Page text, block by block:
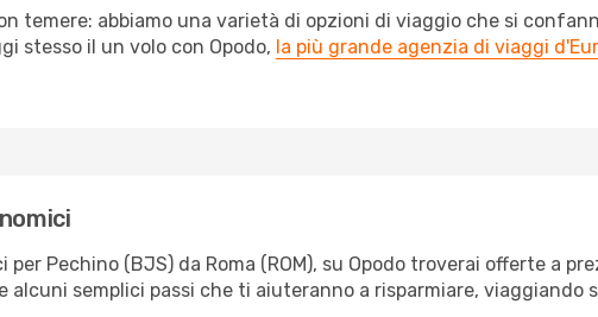
temere: abbiamo una varietà di opzioni di viaggio che si
stesso il un volo con Opodo, la più grande agenzia di viaggi
Pechino (BJS) da Roma (ROM), su Opodo troverai offerte a
semplici passi che ti aiuteranno a risparmiare, viaggiando